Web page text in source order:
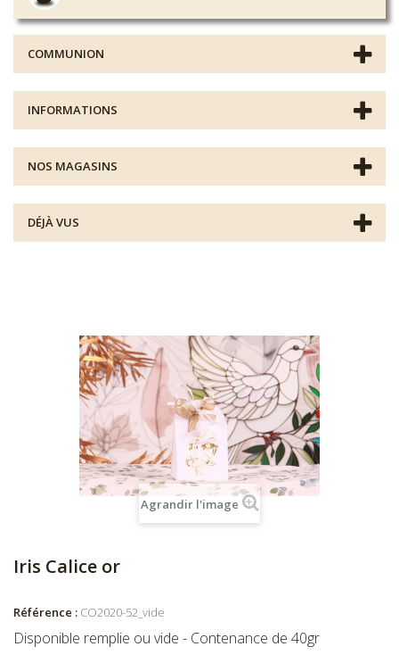
COMMUNION
INFORMATIONS
NOS MAGASINS
DÉJÀ VUS
Agrandir l'image
Iris Calice or
Référence : CO2020-52_vide
Disponible remplie ou vide - Contenance de 40gr